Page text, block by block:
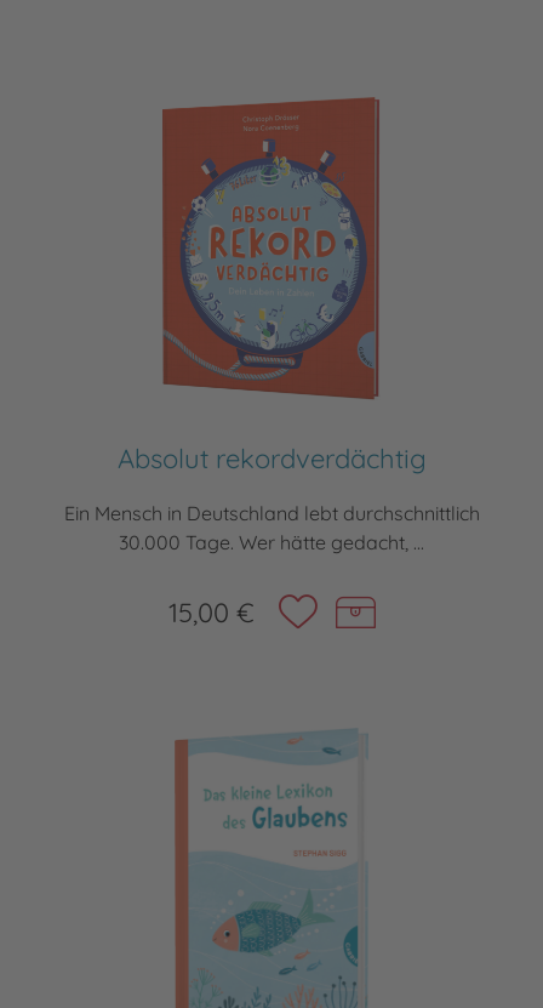
Absolut rekordverdächtig
Ein Mensch in Deutschland lebt durchschnittlich
30.000 Tage. Wer hätte gedacht, ...
15,00 €